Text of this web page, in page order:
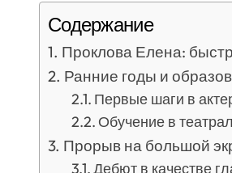
Содержание
Проклова Елена:
Ранние годы и
Первые шаги в
Обучение в
Прорыв на большой
Дебют в качестве